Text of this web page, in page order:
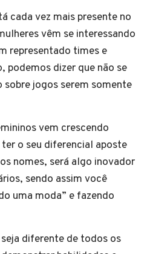
cada vez mais presente no
vêm se interessando
representado times e
podemos dizer que não se
jogos serem somente
vem crescendo
o seu diferencial aposte
nomes, será algo inovador
sendo assim você
uma moda” e fazendo
diferente de todos os